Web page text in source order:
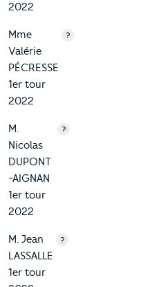
2022
Mme
Valérie
PÉCRESSE
1er tour
2022
?
M.
Nicolas
DUPONT
-AIGNAN
1er tour
2022
?
M. Jean
LASSALLE
1er tour
?